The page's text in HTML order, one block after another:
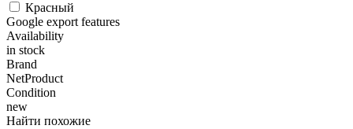
Красный
Google export features
Availability
in stock
Brand
NetProduct
Condition
new
Найти похожие